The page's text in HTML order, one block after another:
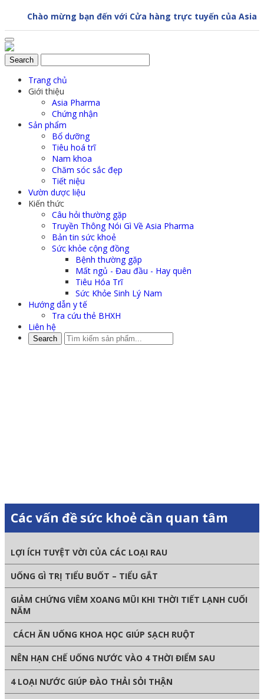
content
Chào mừng bạn đến với Cửa hàng trực tuyến của Asia
Trang chủ
Giới thiệu
Asia Pharma
Chứng nhận
Sản phẩm
Bổ dưỡng
Tiêu hoá trĩ
Nam khoa
Chăm sóc sắc đẹp
Tiết niệu
Vườn dược liệu
Kiến thức
Câu hỏi thường gặp
Truyền Thông Nói Gì Về Asia Pharma
Bản tin sức khoẻ
Sức khỏe cộng đồng
Bệnh thường gặp
Mất ngủ - Đau đầu - Hay quên
Tiêu Hóa Trĩ
Sức Khỏe Sinh Lý Nam
Hướng dẫn y tế
Tra cứu thẻ BHXH
Liên hệ
Các vấn đề sức khoẻ cần quan tâm
LỢI ÍCH TUYỆT VỜI CỦA CÁC LOẠI RAU
UỐNG GÌ TRỊ TIỂU BUỐT – TIỂU GẮT
GIẢM CHỨNG VIÊM XOANG MŨI KHI THỜI TIẾT LẠNH CUỐI
NĂM
CÁCH ĂN UỐNG KHOA HỌC GIÚP SẠCH RUỘT
NÊN HẠN CHẾ UỐNG NƯỚC VÀO 4 THỜI ĐIỂM SAU
4 LOẠI NƯỚC GIÚP ĐÀO THẢI SỎI THẬN